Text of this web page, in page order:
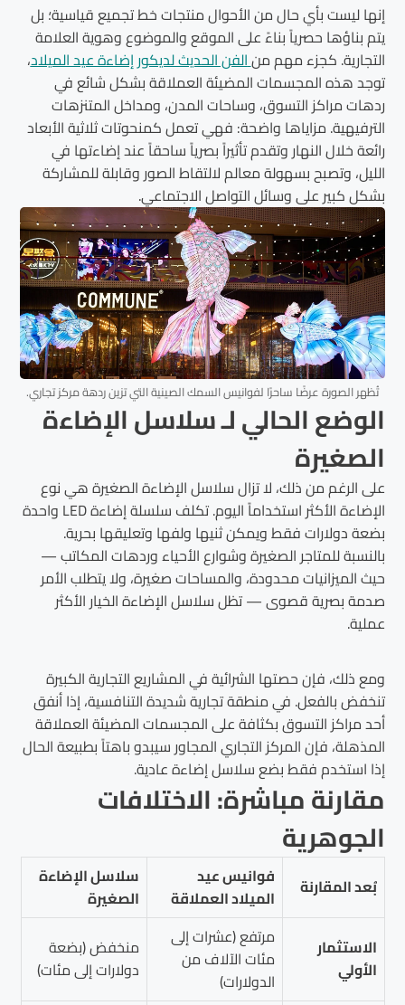
إنها ليست بأي حال من الأحوال منتجات خط تجميع قياسية؛ بل
يتم بناؤها حصرياً بناءً على الموقع والموضوع وهوية العلامة
التجارية. كجزء مهم منالفن الحديث لديكور إضاءة عيد الميلاد،
توجد هذه المجسمات المضيئة العملاقة بشكل شائع في
ردهات مراكز التسوق، وساحات المدن، ومداخل المتنزهات
الترفيهية. مزاياها واضحة: فهي تعمل كمنحوتات ثلاثية الأبعاد
رائعة خلال النهار وتقدم تأثيراً بصرياً ساحقاً عند إضاءتها في
الليل، وتصبح بسهولة معالم لالتقاط الصور وقابلة للمشاركة
بشكل كبير على وسائل التواصل الاجتماعي.
تُظهر الصورة عرضًا ساحرًا لفوانيس السمك الصينية التي تزين ردهة مركز تجاري.
الوضع الحالي لـ سلاسل الإضاءة
الصغيرة
على الرغم من ذلك، لا تزال سلاسل الإضاءة الصغيرة هي نوع
الإضاءة الأكثر استخداماً اليوم. تكلف سلسلة إضاءة LED واحدة
بضعة دولارات فقط ويمكن ثنيها ولفها وتعليقها بحرية.
بالنسبة للمتاجر الصغيرة وشوارع الأحياء وردهات المكاتب —
حيث الميزانيات محدودة، والمساحات صغيرة، ولا يتطلب الأمر
صدمة بصرية قصوى — تظل سلاسل الإضاءة الخيار الأكثر
عملية.
ومع ذلك، فإن حصتها الشرائية في المشاريع التجارية الكبيرة
تنخفض بالفعل. في منطقة تجارية شديدة التنافسية، إذا أنفق
أحد مراكز التسوق بكثافة على المجسمات المضيئة العملاقة
المذهلة، فإن المركز التجاري المجاور سيبدو باهتاً بطبيعة الحال
إذا استخدم فقط بضع سلاسل إضاءة عادية.
مقارنة مباشرة: الاختلافات
الجوهرية
بُعد المقارنة
فوانيس عيد
الميلاد العملاقة
سلاسل الإضاءة
الصغيرة
الاستثمار
الأولي
مرتفع (عشرات إلى
مئات الآلاف من
الدولارات)
منخفض (بضعة
دولارات إلى مئات)